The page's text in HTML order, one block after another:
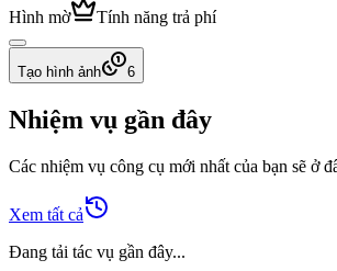
Hình mờ
Tính năng trả phí
Tạo hình ảnh 6
Nhiệm vụ gần đây
Các nhiệm vụ công cụ mới nhất của bạn sẽ ở
Xem tất cả
Đang tải tác vụ gần đây...